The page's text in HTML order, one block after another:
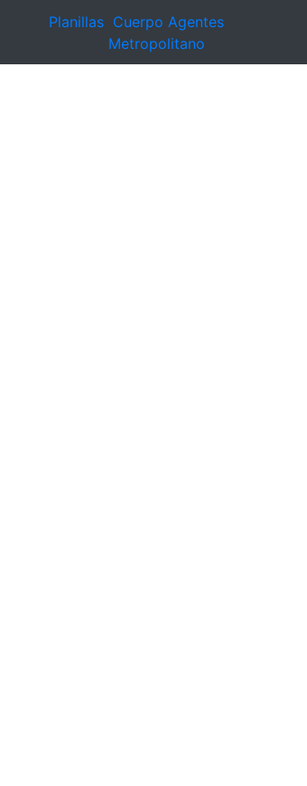
Planillas Cuerpo Agentes
Metropolitano